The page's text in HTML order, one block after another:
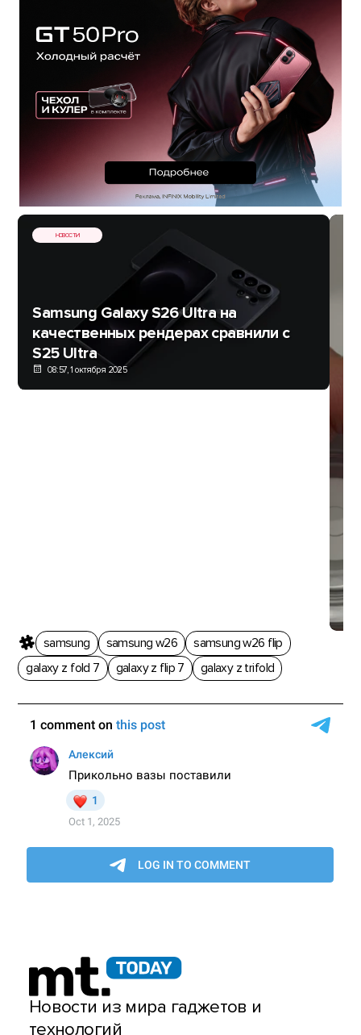
НОВОСТИ
Samsung Galaxy S26 Ultra на
качественных рендерах сравнили с
S25 Ultra
08:57, 1 октября 2025
samsung samsung w26
samsung w26 flip
galaxy z fold 7
galaxy z flip 7 galaxy z trifold
Новости из мира гаджетов и
технологий